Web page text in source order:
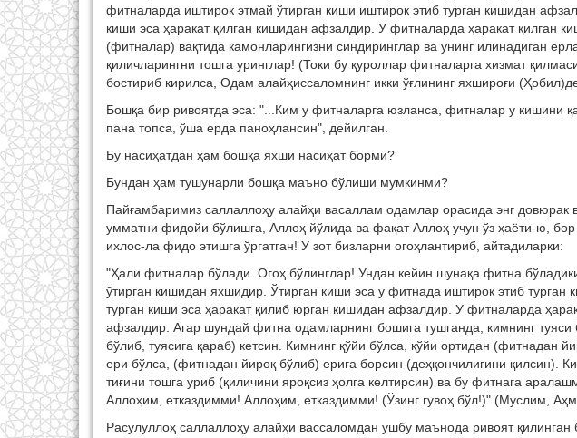
фитналарда иштирок этмай ўтирган киши иштирок этиб турган кишидан
киши эса ҳаракат қилган кишидан афзалдир. У фитналарда ҳаракат қилган
(фитналар) вақтида камонларингизни синдиринглар ва унинг илинадиган
қиличларингни тошга уринглар! (Токи бу қуроллар фитналарга хизмат
бостириб кирилса, Одам алайҳиссаломнинг икки ўғлининг яхшироғи
Бошқа бир ривоятда эса: "...Ким у фитналарга юзланса, фитналар у кишини
пана топса, ўша ерда паноҳлансин", дейилган.
Бу насиҳатдан ҳам бошқа яхши насиҳат борми?
Бундан ҳам тушунарли бошқа маъно бўлиши мумкинми?
Пайғамбаримиз саллаллоҳу алайҳи васаллам одамлар орасида энг довюрак
умматни фидойи бўлишга, Аллоҳ йўлида ва фақат Аллоҳ учун ўз ҳаёти-ю, бор
ихлос-ла фидо этишга ўргатган! У зот бизларни огоҳлантириб, айтадиларки:
"Ҳали фитналар бўлади. Огоҳ бўлинглар! Ундан кейин шунақа фитна
ўтирган кишидан яхшидир. Ўтирган киши эса у фитнада иштирок этиб
турган киши эса ҳаракат қилиб юрган кишидан афзалдир. У фитналарда
афзалдир. Агар шундай фитна одамларнинг бошига тушганда, кимнинг
бўлиб, туясига қараб) кетсин. Кимнинг қўйи бўлса, қўйи ортидан (фитнадан
ери бўлса, (фитнадан йироқ бўлиб) ерига борсин (деҳқончилигини қилсин).
тиғини тошга уриб (қиличини яроқсиз ҳолга келтирсин) ва бу фитнага
Аллоҳим, етказдимми! Аллоҳим, етказдимми! (Ўзинг гувоҳ бўл!)" (Муслим,
Расулуллоҳ саллаллоҳу алайҳи вассаломдан ушбу маънода ривоят